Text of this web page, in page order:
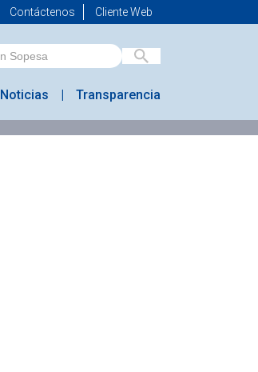
Contáctenos Cliente Web
Noticias Transparencia